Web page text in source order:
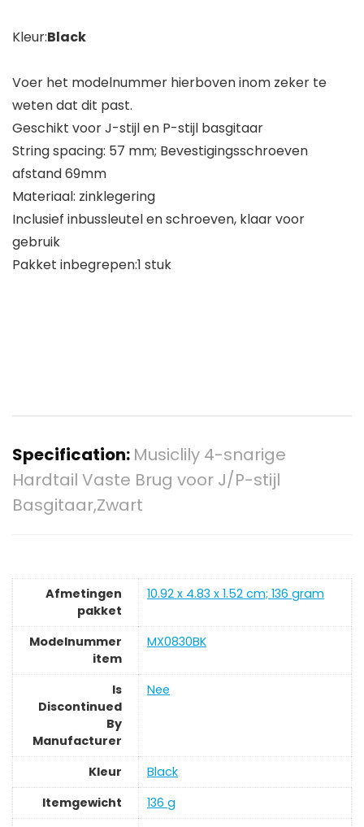
Kleur:Black
Voer het modelnummer hierboven inom zeker te
weten dat dit past.
Geschikt voor J-stijl en P-stijl basgitaar
String spacing: 57 mm; Bevestigingsschroeven
afstand 69mm
Materiaal: zinklegering
Inclusief inbussleutel en schroeven, klaar voor
gebruik
Pakket inbegrepen:1 stuk
Specification: Musiclily 4-snarige
Hardtail Vaste Brug voor J/P-stijl
Basgitaar,Zwart
Afmetingen
pakket
‎10.92 x 4.83 x 1.52 cm; 136 gram
Modelnummer
item
‎MX0830BK
Is
Discontinued
By
Manufacturer
‎Nee
Kleur
‎Black
Itemgewicht
‎136 g